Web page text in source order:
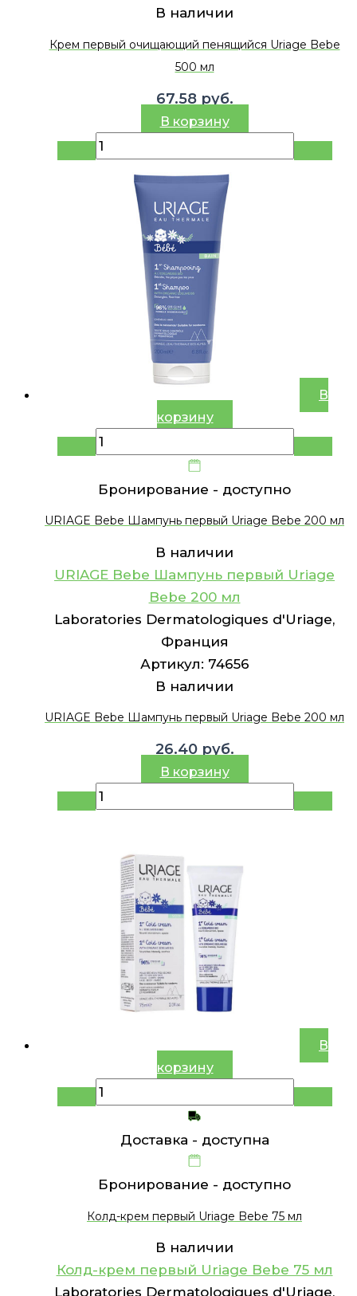
В наличии
Крем первый очищающий пенящийся Uriage Bebe
500 мл
67.58 руб.
В корзину
В
корзину
Бронирование - доступно
URIAGE Bebe Шампунь первый Uriage Bebe 200 мл
В наличии
URIAGE Bebe Шампунь первый Uriage
Bebe 200 мл
Laboratories Dermatologiques d'Uriage,
Франция
Артикул: 74656
В наличии
URIAGE Bebe Шампунь первый Uriage Bebe 200 мл
26.40 руб.
В корзину
В
корзину
Доставка - доступна
Бронирование - доступно
Колд-крем первый Uriage Bebe 75 мл
В наличии
Колд-крем первый Uriage Bebe 75 мл
Laboratories Dermatologiques d'Uriage,